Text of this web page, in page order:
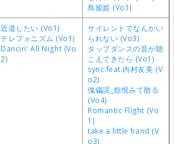
鳥籠姫 (Vo1)
近道したい (Vo1)
テレフォニズム (Vo1)
Dancin' All Night (Vo
2)
サイレントでなんかい
られない (Vo3)
タップダンスの音が聴
こえてきたら (Vo1)
sync feat.内村友美 (V
o2)
傀儡謡_怨恨みて散る
(Vo4)
Romantic Flight (Vo
1)
take a little hand (V
o3)